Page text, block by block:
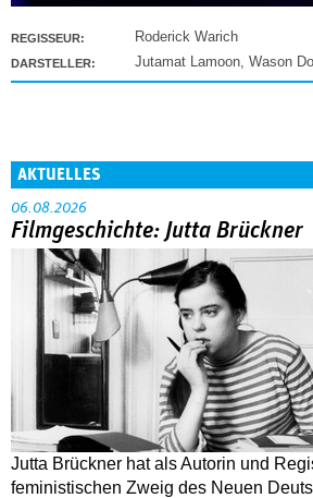
REGISSEUR: Roderick Warich
DARSTELLER: Jutamat Lamoon, Wason
AKTUELLES
06.08.2026
Filmgeschichte: Jutta Brückner
Jutta Brückner hat als Autorin und
feministischen Zweig des Neuen